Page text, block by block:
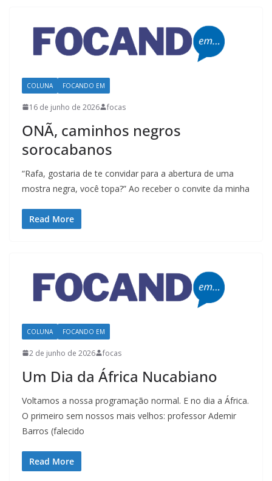
COLUNA FOCANDO EM
16 de junho de 2026 focas
ONÃ, caminhos negros
sorocabanos
“Rafa, gostaria de te convidar para a abertura de uma
mostra negra, você topa?” Ao receber o convite da minha
Read More
COLUNA FOCANDO EM
2 de junho de 2026 focas
Um Dia da África Nucabiano
Voltamos a nossa programação normal. E no dia a África.
O primeiro sem nossos mais velhos: professor Ademir
Barros (falecido
Read More